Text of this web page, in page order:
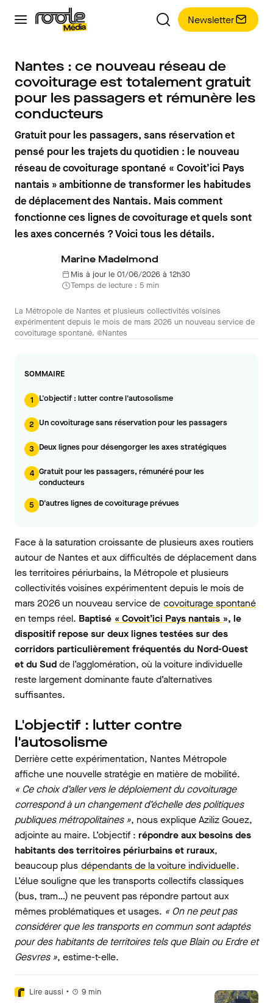
Newsletter
Nantes : ce nouveau réseau de
covoiturage est totalement gratuit
pour les passagers et rémunère les
conducteurs
Gratuit pour les passagers, sans réservation et
pensé pour les trajets du quotidien : le nouveau
réseau de covoiturage spontané « Covoit’ici Pays
nantais » ambitionne de transformer les habitudes
de déplacement des Nantais. Mais comment
fonctionne ces lignes de covoiturage et quels sont
les axes concernés ? Voici tous les détails.
Marine Madelmond
Mis à jour le 01/06/2026 à 12h30
Temps de lecture : 5 min
La Métropole de Nantes et plusieurs collectivités voisines
expérimentent depuis le mois de mars 2026 un nouveau service de
covoiturage spontané. ©Nantes
SOMMAIRE
1 L'objectif : lutter contre l'autosolisme
2 Un covoiturage sans réservation pour les passagers
3 Deux lignes pour désengorger les axes stratégiques
4 Gratuit pour les passagers, rémunéré pour les
conducteurs
5 D'autres lignes de covoiturage prévues
Face à la saturation croissante de plusieurs axes routiers
autour de Nantes et aux difficultés de déplacement dans
les territoires périurbains, la Métropole et plusieurs
collectivités voisines expérimentent depuis le mois de
mars 2026 un nouveau service de covoiturage spontané
en temps réel. Baptisé « Covoit’ici Pays nantais », le
dispositif repose sur deux lignes testées sur des
corridors particulièrement fréquentés du Nord-Ouest
et du Sudde l’agglomération, où la voiture individuelle
reste largement dominante faute d’alternatives
suffisantes.
L'objectif : lutter contre
l'autosolisme
Derrière cette expérimentation, Nantes Métropole
affiche une nouvelle stratégie en matière de mobilité.
« Ce choix d’aller vers le déploiement du covoiturage
correspond à un changement d’échelle des politiques
publiques métropolitaines », nous explique Aziliz Gouez,
adjointe au maire. L’objectif : répondre aux besoins des
habitants des territoires périurbains et ruraux,
beaucoup plus dépendants de la voiture individuelle.
L’élue souligne que les transports collectifs classiques
(bus, tram…) ne peuvent pas répondre partout aux
mêmes problématiques et usages. « On ne peut pas
considérer que les transports en commun sont adaptés
pour des habitants de territoires tels que Blain ou Erdre et
Gesvres », estime-t-elle.
Lire aussi • 9 min